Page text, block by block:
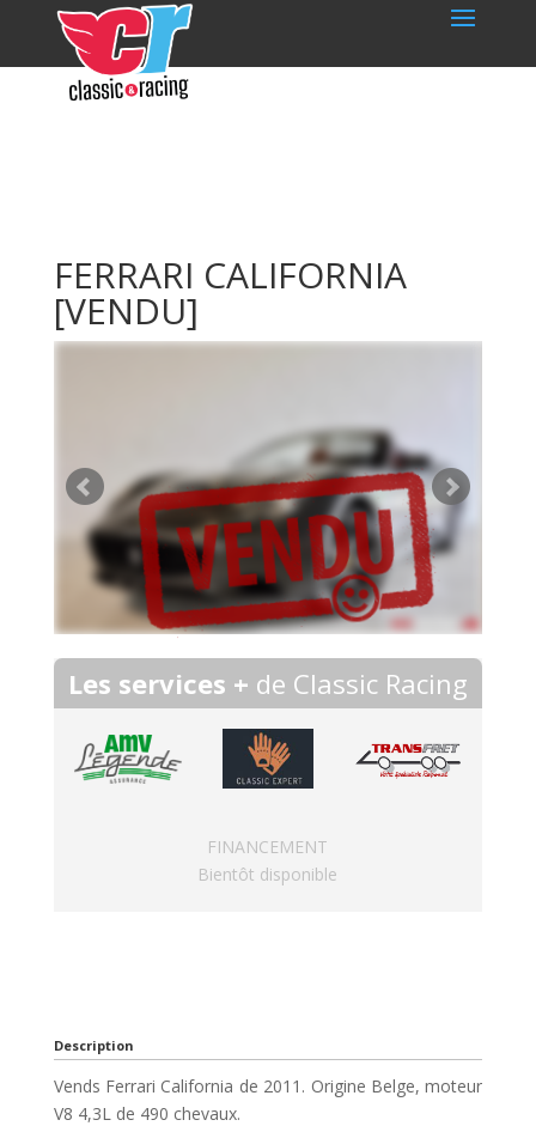
FERRARI CALIFORNIA
[VENDU]
Les services + de Classic Racing
FINANCEMENT
Bientôt disponible
Description
Vends Ferrari California de 2011. Origine Belge, moteur
V8 4,3L de 490 chevaux.